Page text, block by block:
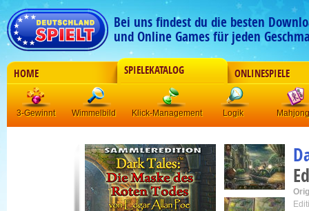
Bei uns findest du die besten
und Online Games für jeden
HOME SPIELEKATALOG ONLINESPIELE
3-Gewinnt Wimmelbild Klick-Management Logik Mahjong